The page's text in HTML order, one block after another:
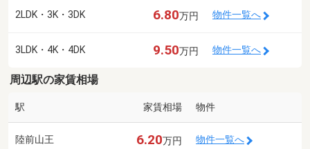
2LDK・3K・3DK 6.80万円 物件一覧へ
3LDK・4K・4DK 9.50万円 物件一覧へ
周辺駅の家賃相場
駅 家賃相場 物件
陸前山王 6.20万円 物件一覧へ